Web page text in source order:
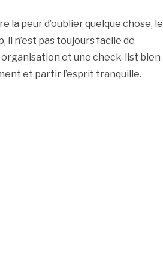
la peur d’oublier quelque chose, le
n’est pas toujours facile de
et une check-list bien
et partir l’esprit tranquille.